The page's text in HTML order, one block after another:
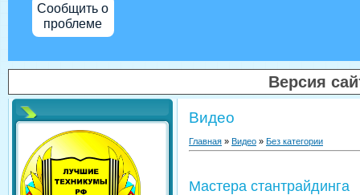
Сообщить о
проблеме
Версия
Видео
Главная » Видео » Без категории
Мастера стантрайдинга